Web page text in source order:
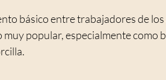
básico entre trabajadores de
popular, especialmente como